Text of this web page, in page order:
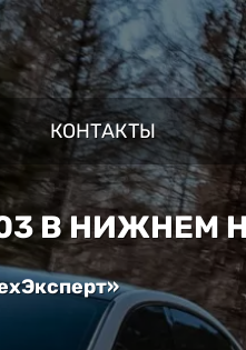
КОНТАКТЫ
В НИЖНЕМ